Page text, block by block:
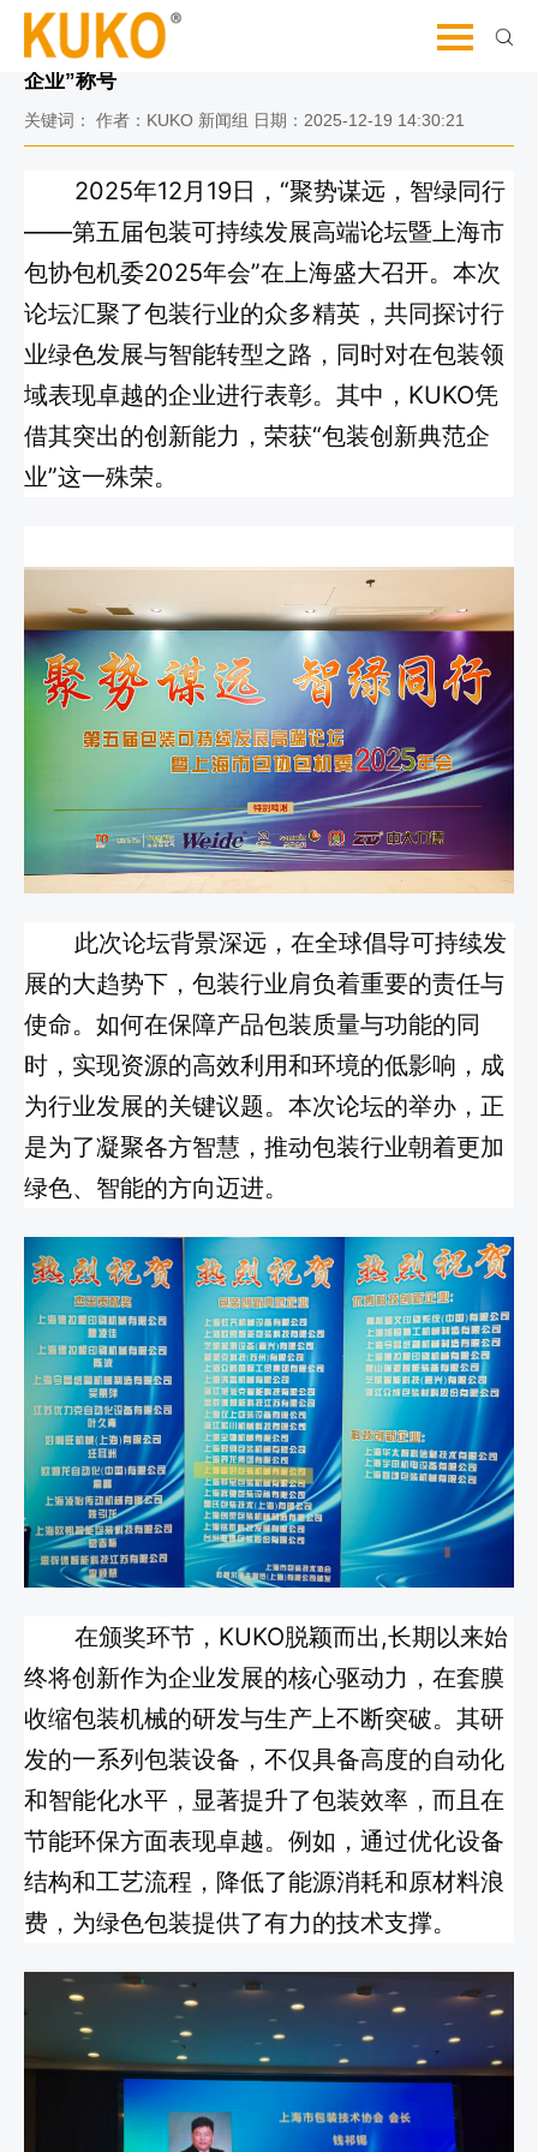
让我们更进一步的了解和认识
聚势谋远，智绿同行——KUKO荣膺“包装创新典范
企业”称号
关键词： 作者：KUKO 新闻组 日期：2025-12-19 14:30:21
2025年12月19日，“聚势谋远，智绿同行
——第五届包装可持续发展高端论坛暨上海市
包协包机委2025年会”在上海盛大召开。本次
论坛汇聚了包装行业的众多精英，共同探讨行
业绿色发展与智能转型之路，同时对在包装领
域表现卓越的企业进行表彰。其中，KUKO凭
借其突出的创新能力，荣获“包装创新典范企
业”这一殊荣。
此次论坛背景深远，在全球倡导可持续发
展的大趋势下，包装行业肩负着重要的责任与
使命。如何在保障产品包装质量与功能的同
时，实现资源的高效利用和环境的低影响，成
为行业发展的关键议题。本次论坛的举办，正
是为了凝聚各方智慧，推动包装行业朝着更加
绿色、智能的方向迈进。
在颁奖环节，KUKO脱颖而出,长期以来始
终将创新作为企业发展的核心驱动力，在套膜
收缩包装机械的研发与生产上不断突破。其研
发的一系列包装设备，不仅具备高度的自动化
和智能化水平，显著提升了包装效率，而且在
节能环保方面表现卓越。例如，通过优化设备
结构和工艺流程，降低了能源消耗和原材料浪
费，为绿色包装提供了有力的技术支撑。